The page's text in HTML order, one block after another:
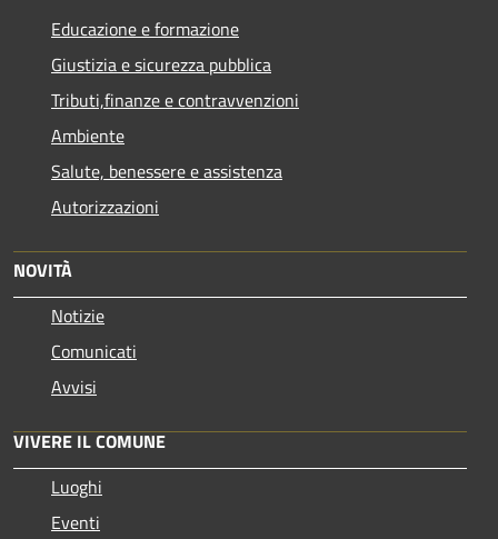
Educazione e formazione
Giustizia e sicurezza pubblica
Tributi,finanze e contravvenzioni
Ambiente
Salute, benessere e assistenza
Autorizzazioni
NOVITÀ
Notizie
Comunicati
Avvisi
VIVERE IL COMUNE
Luoghi
Eventi